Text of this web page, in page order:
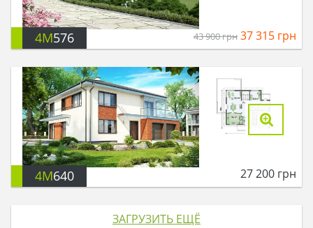
4M576 43 900грн 37 315 грн
4M640 27 200 грн
ЗАГРУЗИТЬ ЕЩЁ